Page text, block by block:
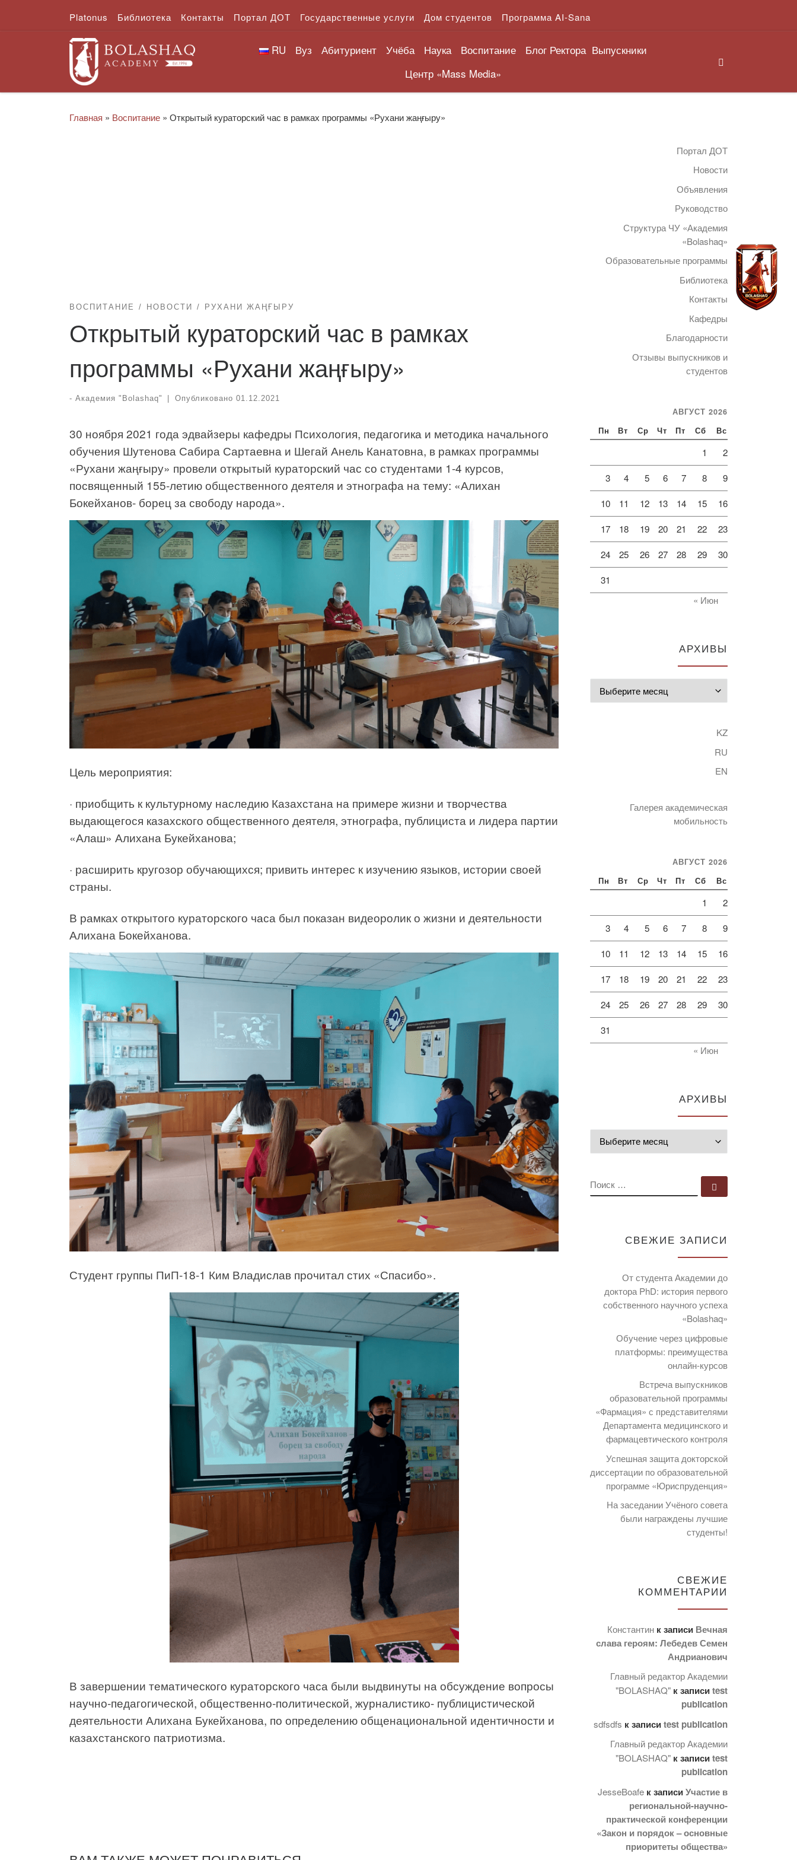
Перейти к содержимому
Platonus Библиотека Контакты Портал ДОТ Государственные услуги Дом студентов Программа AI-Sana
RU Вуз Абитуриент Учёба Наука Воспитание Блог Ректора Выпускники
Центр «Mass Media»
Главная » Воспитание » Открытый кураторский час в рамках программы «Рухани жаңғыру»
ВОСПИТАНИЕ НОВОСТИ РУХАНИ ЖАҢҒЫРУ
Открытый кураторский час в рамках
программы «Рухани жаңғыру»
- Академия "Bolashaq" Опубликовано 01.12.2021
30 ноября 2021 года эдвайзеры кафедры Психология, педагогика и методика начального
обучения Шутенова Сабира Сартаевна и Шегай Анель Канатовна, в рамках программы
«Рухани жаңғыру» провели открытый кураторский час со студентами 1-4 курсов,
посвященный 155-летию общественного деятеля и этнографа на тему: «Алихан
Бокейханов- борец за свободу народа».
Цель мероприятия:
· приобщить к культурному наследию Казахстана на примере жизни и творчества
выдающегося казахского общественного деятеля, этнографа, публициста и лидера партии
«Алаш» Алихана Букейханова;
· расширить кругозор обучающихся; привить интерес к изучению языков, истории своей
страны.
В рамках открытого кураторского часа был показан видеоролик о жизни и деятельности
Алихана Бокейханова.
Студент группы ПиП-18-1 Ким Владислав прочитал стих «Спасибо».
В завершении тематического кураторского часа были выдвинуты на обсуждение вопросы
научно-педагогической, общественно-политической, журналистико- публицистической
деятельности Алихана Букейханова, по определению общенациональной идентичности и
казахстанского патриотизма.
Портал ДОТ
Новости
Объявления
Руководство
Структура ЧУ «Академия
«Bolashaq»
Образовательные программы
Библиотека
Контакты
Кафедры
Благодарности
Отзывы выпускников и
студентов
АВГУСТ 2026
Пн Вт Ср Чт Пт Сб Вс
1 2
3 4 5 6 7 8 9
10 11 12 13 14 15 16
17 18 19 20 21 22 23
24 25 26 27 28 29 30
31
« Июн
АРХИВЫ
KZ
RU
EN
Галерея академическая
мобильность
АВГУСТ 2026
Пн Вт Ср Чт Пт Сб Вс
1 2
3 4 5 6 7 8 9
10 11 12 13 14 15 16
17 18 19 20 21 22 23
24 25 26 27 28 29 30
31
« Июн
АРХИВЫ
ПОИСК
СВЕЖИЕ ЗАПИСИ
От студента Академии до
доктора PhD: история первого
собственного научного успеха
«Bolashaq»
Обучение через цифровые
платформы: преимущества
онлайн-курсов
Встреча выпускников
образовательной программы
«Фармация» с представителями
Департамента медицинского и
фармацевтического контроля
Успешная защита докторской
диссертации по образовательной
программе «Юриспруденция»
На заседании Учёного совета
были награждены лучшие
студенты!
СВЕЖИЕ
КОММЕНТАРИИ
Константин к записи Вечная
слава героям: Лебедев Семен
Андрианович
Главный редактор Академии
"BOLASHAQ" к записиtest
publication
sdfsdfs к записиtest publication
Главный редактор Академии
"BOLASHAQ" к записиtest
publication
JesseBoafe к записиУчастие в
региональной-научно-
практической конференции
«Закон и порядок – основные
приоритеты общества»